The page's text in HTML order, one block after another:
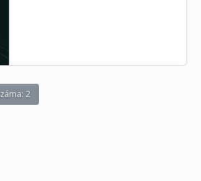
2